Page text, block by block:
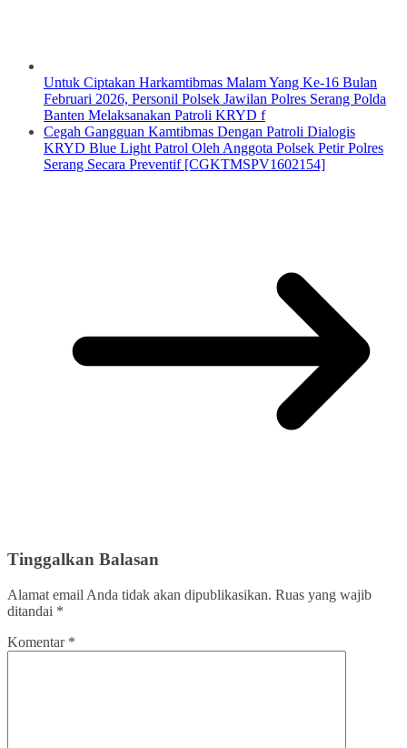
Untuk Ciptakan Harkamtibmas Malam Yang Ke-16 Bulan
Februari 2026, Personil Polsek Jawilan Polres Serang Polda
Banten Melaksanakan Patroli KRYD f
Cegah Gangguan Kamtibmas Dengan Patroli Dialogis
KRYD Blue Light Patrol Oleh Anggota Polsek Petir Polres
Serang Secara Preventif [CGKTMSPV1602154]
Tinggalkan Balasan
Alamat email Anda tidak akan dipublikasikan. Ruas yang wajib
ditandai *
Komentar *